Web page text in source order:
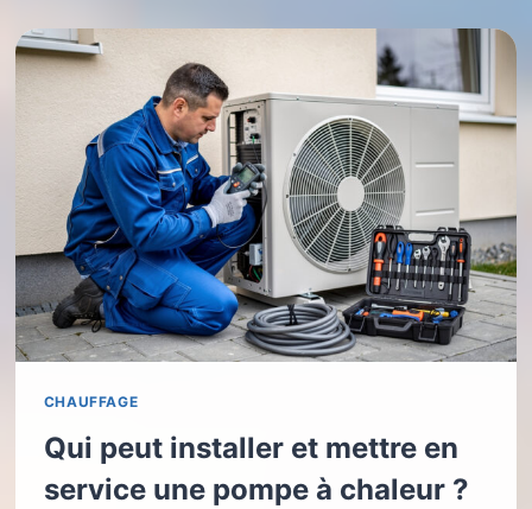
CHAUFFAGE
Qui peut installer et mettre en
service une pompe à chaleur ?